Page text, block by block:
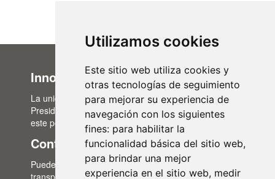
Utilizamos cookies
Este sitio web utiliza cookies y
otras tecnologías de seguimiento
para mejorar su experiencia de
navegación con los siguientes
fines: para habilitar la
funcionalidad básica del sitio web,
para brindar una mejor
experiencia en el sitio web, medir
Innovación Administrativa
La unidad de Innovación Administrativa, del Área de
Presidencia, es la encargada de la actualización de
este portal de transparencia.
Contacto
Puedes contactar con nosotros a través del correo: